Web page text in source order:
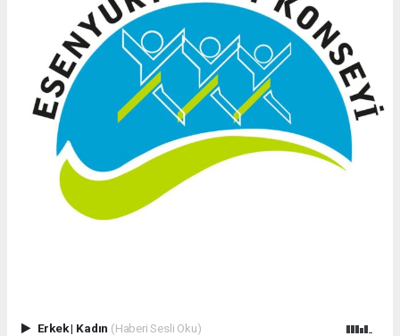
Erkek| Kadın (Haberi Sesli Oku)